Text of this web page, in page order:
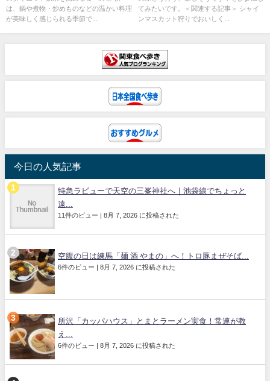
は、鍋や煮物・炒めものなどの温かい料理
が美味しく感じられる季節で...
てみたいです。＜関連する記事＞ シャイ
ンマスカット狩りでおいしく...
今日の人気記事
特急ラビューで天空の三峯神社へ｜池袋線でちょっと
遠...
11件のビュー | 8月 7, 2026 に投稿された
空腹の日は練馬「麺 酒 やまの」へ！トロ豚まぜそば...
6件のビュー | 8月 7, 2026 に投稿された
所沢「カッパハウス」とまとラーメン実食！常連が教
え...
6件のビュー | 8月 7, 2026 に投稿された